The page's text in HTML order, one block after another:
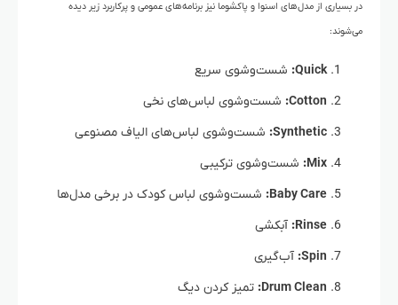
در بسیاری از مدل‌های اسنوا و پاکشوما نیز برنامه‌های عمومی و پرکاربرد زیر دیده
می‌شوند:
Quick: شست‌وشوی سریع
Cotton: شست‌وشوی لباس‌های نخی
Synthetic: شست‌وشوی لباس‌های الیاف مصنوعی
Mix: شست‌وشوی ترکیبی
Baby Care: شست‌وشوی لباس کودک در برخی مدل‌ها
Rinse: آبکشی
Spin: آب‌گیری
Drum Clean: تمیز کردن دیگ